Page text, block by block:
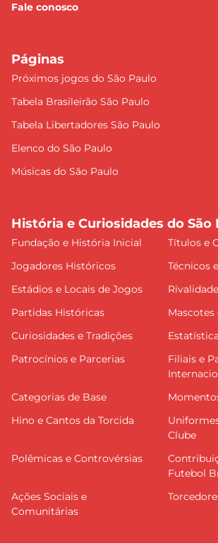
Fale conosco
Páginas
Próximos jogos do São Paulo
Tabela Brasileirão São Paulo
Tabela Libertadores São Paulo
Elenco do São Paulo
Músicas do São Paulo
História e Curiosidades do São
Fundação e História Inicial
Títulos e
Jogadores Históricos
Técnicos
Estádios e Locais de Jogos
Partidas Históricas
Curiosidades e Tradições
Patrocínios e Parcerias
Filiais e
Categorias de Base
Hino e Cantos da Torcida
Clube
Polêmicas e Controvérsias
Futebol
Ações Sociais e
Comunitárias